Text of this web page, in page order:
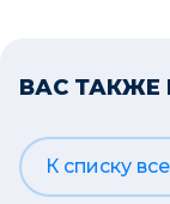
ВАС ТАКЖЕ
К списку